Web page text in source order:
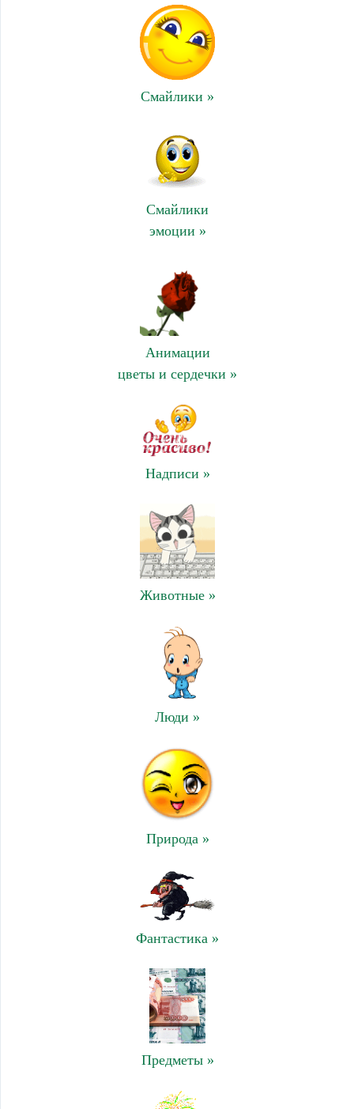
Смайлики »
Смайлики
эмоции »
Анимации
цветы и сердечки »
Надписи »
Животные »
Люди »
Природа »
Фантастика »
Предметы »